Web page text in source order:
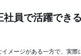
社員で活躍でき
メージがある一方で、実際